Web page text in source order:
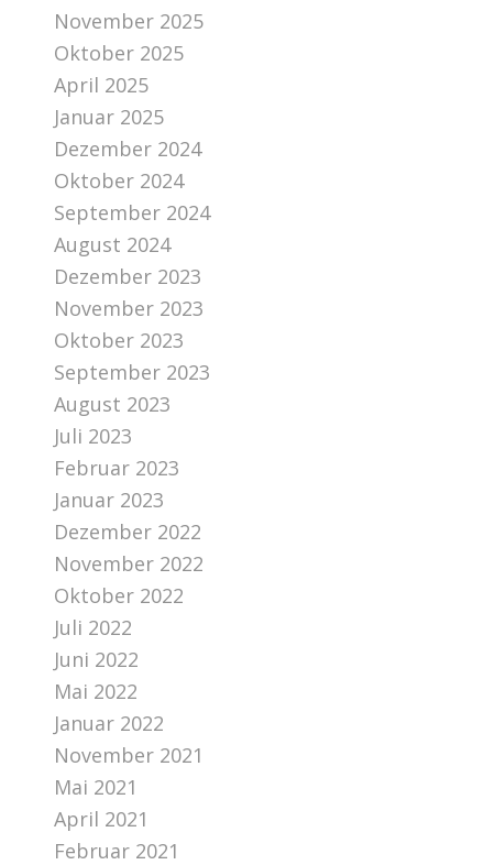
November 2025
Oktober 2025
April 2025
Januar 2025
Dezember 2024
Oktober 2024
September 2024
August 2024
Dezember 2023
November 2023
Oktober 2023
September 2023
August 2023
Juli 2023
Februar 2023
Januar 2023
Dezember 2022
November 2022
Oktober 2022
Juli 2022
Juni 2022
Mai 2022
Januar 2022
November 2021
Mai 2021
April 2021
Februar 2021